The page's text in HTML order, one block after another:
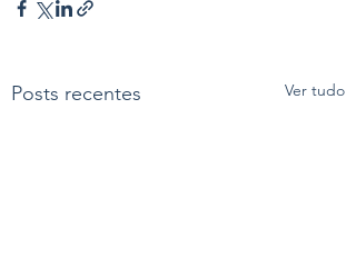
Posts recentes Ver tudo